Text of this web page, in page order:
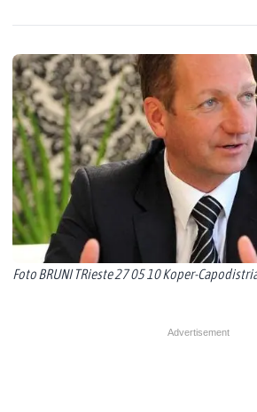
Foto BRUNI TRieste 27 05 10 Koper-